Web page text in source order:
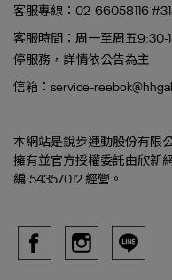
客服專線：02-66058116
客服時間：周一至周五9:30-
停服務，詳情依公告為主
信箱：service-
本網站是銳步運動股份有限
擁有並官方授權委託由欣新
編:54357012 經營。